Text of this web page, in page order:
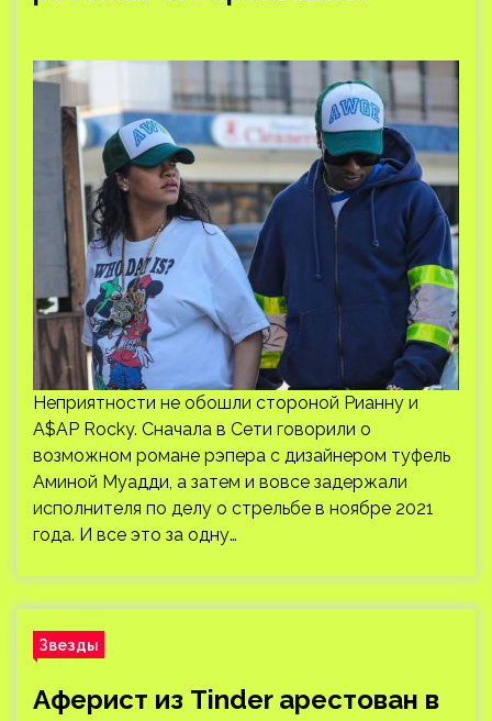
Неприятности не обошли стороной Рианну и
A$AP Rocky. Сначала в Сети говорили о
возможном романе рэпера с дизайнером туфель
Аминой Муадди, а затем и вовсе задержали
исполнителя по делу о стрельбе в ноябре 2021
года. И все это за одну…
Звезды
Аферист из Tinder арестован в